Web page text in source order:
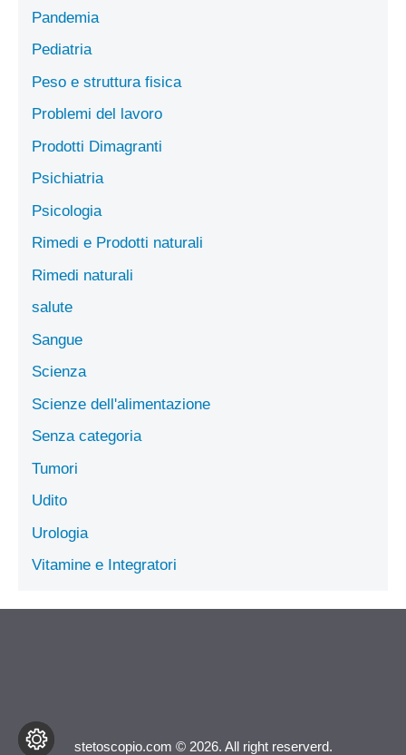
Pandemia
Pediatria
Peso e struttura fisica
Problemi del lavoro
Prodotti Dimagranti
Psichiatria
Psicologia
Rimedi e Prodotti naturali
Rimedi naturali
salute
Sangue
Scienza
Scienze dell'alimentazione
Senza categoria
Tumori
Udito
Urologia
Vitamine e Integratori
stetoscopio.com © 2026. All right reserverd.